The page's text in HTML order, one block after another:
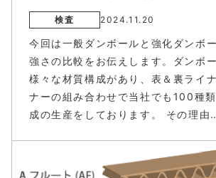
検査 2024.11.20
今回は一般ダンボールと強化ダンボ
強さの比較をお伝えします。ダンボ
様々な材質構成があり、表＆裏ライ
ナーの組み合わせで当社でも100種
成の生産をしております。 その理由